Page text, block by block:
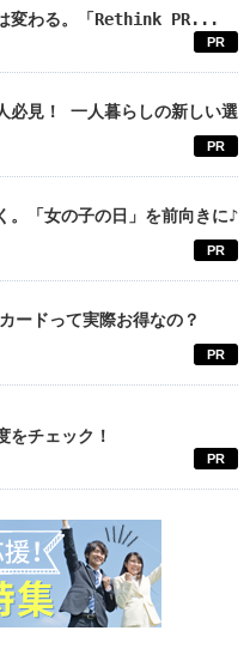
変わる。「Rethink PR...
PR
必見！ 一人暮らしの新しい選
PR
。「女の子の日」を前向きに♪
PR
ードって実際お得なの？
PR
をチェック！
PR